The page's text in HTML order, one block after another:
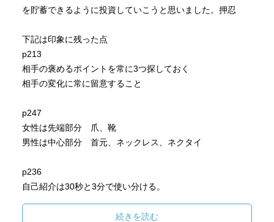
を貯蓄できるように投資していこうと思いました。押忍
下記は印象に残った点
p213
相手の褒めるポイントを常に3つ探しておく
相手の変化に常に留意すること
p247
女性は先端部分 爪、靴
男性は中心部分 首元、ネックレス、ネクタイ
p236
自己紹介は30秒と3分で使い分ける。
と、相手の関心がある折衷）を30秒で話す
続きを読む